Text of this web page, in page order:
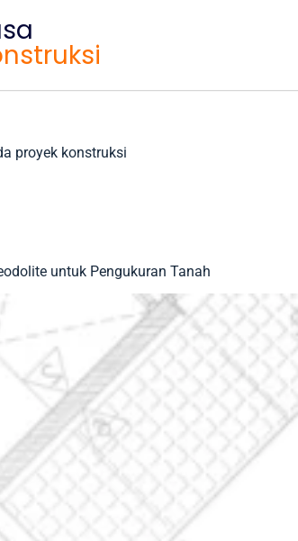
proyek konstruksi
untuk Pengukuran Tanah